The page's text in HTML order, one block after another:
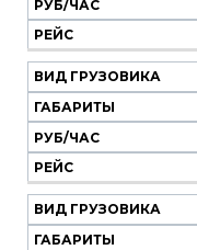
Вид
грузовика
РУБ/ЧАС
РЕЙС
ВИД ГРУЗОВИКА
ГАБАРИТЫ
РУБ/ЧАС
РЕЙС
ВИД ГРУЗОВИКА
ГАБАРИТЫ